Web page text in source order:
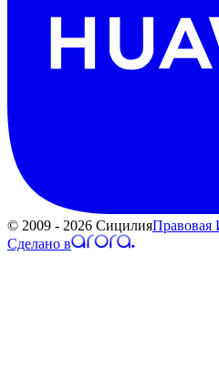
© 2009 - 2026 СицилияПравовая
Сделано в